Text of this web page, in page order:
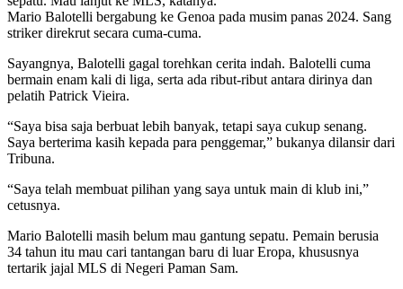
Mario Balotelli bergabung ke Genoa pada musim panas 2024. Sang
striker direkrut secara cuma-cuma.
Sayangnya, Balotelli gagal torehkan cerita indah. Balotelli cuma
bermain enam kali di liga, serta ada ribut-ribut antara dirinya dan
pelatih Patrick Vieira.
“Saya bisa saja berbuat lebih banyak, tetapi saya cukup senang.
Saya berterima kasih kepada para penggemar,” bukanya dilansir dari
Tribuna.
“Saya telah membuat pilihan yang saya untuk main di klub ini,”
cetusnya.
Mario Balotelli masih belum mau gantung sepatu. Pemain berusia
34 tahun itu mau cari tantangan baru di luar Eropa, khususnya
tertarik jajal MLS di Negeri Paman Sam.